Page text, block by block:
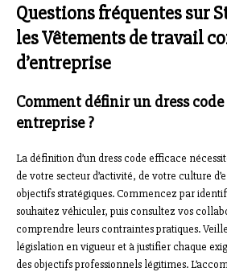
Questions fréquentes sur
les Vêtements de travail
d’entreprise
Comment définir un dress
entreprise ?
La définition d’un dress code efficace
de votre secteur d’activité, de votre culture
objectifs stratégiques. Commencez par
souhaitez véhiculer, puis consultez vos
comprendre leurs contraintes pratiques.
législation en vigueur et à justifier chaque
des objectifs professionnels légitimes.